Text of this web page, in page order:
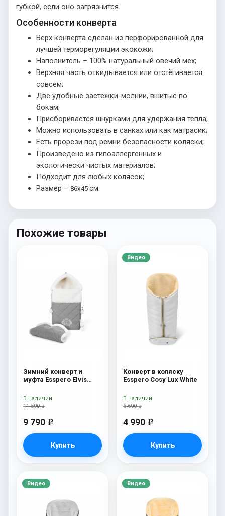
губкой, если оно загрязнится.
Особенности конверта
Верх конверта сделан из перфорированной для
лучшей терморегуляции экокожи;
Наполнитель – 100% натуральный овечий мех;
Верхняя часть откидывается или отстёгивается
совсем;
Две удобные застёжки-молнии, вшитые по
бокам;
Присборивается шнурками для удержания тепла;
Можно использовать в санках или как матрасик;
Есть прорези под ремни безопасности коляски;
Произведено из гипоаллергенных и
экологически чистых материалов;
Подходит для любых колясок;
Размер – 86х45 см.
Похожие товары
Зимний конверт и
муфта Esspero Elvis
11 500 р
9 790 e
Купить
В наличии
Видео
Конверт в коляску
Esspero Cosy Lux White
6 690 р
4 990 e
Купить
В наличии
Видео Видео